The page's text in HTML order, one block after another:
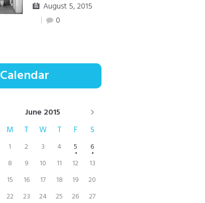
August 5, 2015
0
Calendar
June 2015
M T W T F S
1 2 3 4 5
6
8 9 10 11 12
13
15 16 17 18 19
20
22 23 24 25 26
27